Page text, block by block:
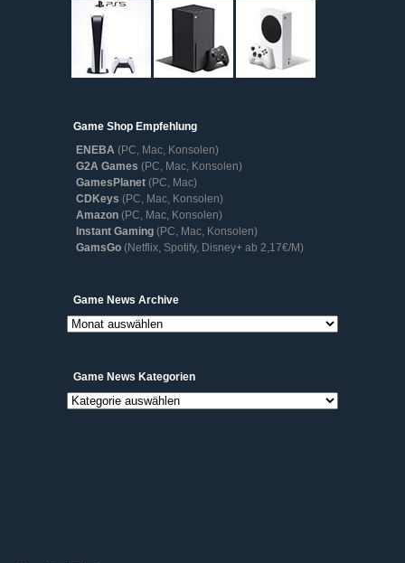
Game Shop Empfehlung
ENEBA (PC, Mac, Konsolen)
G2A Games (PC, Mac, Konsolen)
GamesPlanet (PC, Mac)
CDKeys (PC, Mac, Konsolen)
Amazon (PC, Mac, Konsolen)
Instant Gaming (PC, Mac, Konsolen)
GamsGo (Netflix, Spotify, Disney+ ab 2,17€/M)
Game News ArchiveGame
News
Archive
Game News Kategorien
Game